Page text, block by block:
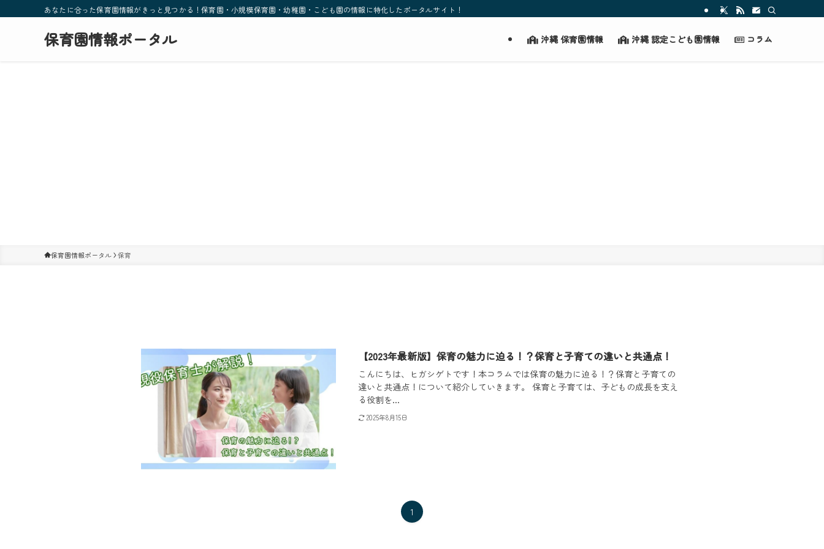
あなたに合った保育園情報がきっと見つかる！保育園・小規模保育園・幼稚園・こども園の情報に特化したポータルサイト！
保育園情報ポータル 沖縄 保育園情報 沖縄 認定こども園情報 コラム
保育園情報ポータル 保育
【2023年最新版】保育の魅力に迫る！？保育と子育ての違いと共通点！
こんにちは、ヒガシゲトです！本コラムでは保育の魅力に迫る！？保育と子育ての
違いと共通点！について紹介していきます。 保育と子育ては、子どもの成長を支え
る役割を...
2025年8月15日
1